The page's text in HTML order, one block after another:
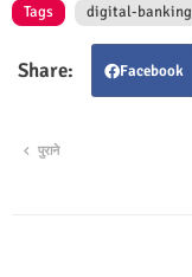
Tags digital-banking
Facebook
पुराने